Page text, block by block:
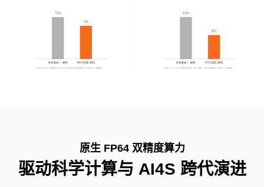
原生 FP64 双精度算力
驱动科学计算与 AI4S 跨代演进